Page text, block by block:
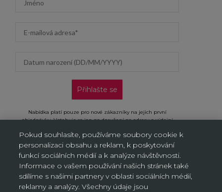
Přihlašte se
Nabídka platí pouze pro nové zákazníky na jejich první
objednávku. Vztahuje se jen na doručení na adresu a výdejní
„Přihlásit se“ potvrzujete, že jste si přečetli Oznámení o ochraně
osobních údajů a souhlasíte s ním.
Pokud souhlasíte, používáme soubory cookie k
personalizaci obsahu a reklam, k poskytování
funkcí sociálních médií a k analýze návštěvnosti.
Informace o vašem používání našich stránek také
sdílíme s našimi partnery v oblasti sociálních médií,
reklamy a analýzy. Všechny údaje jsou